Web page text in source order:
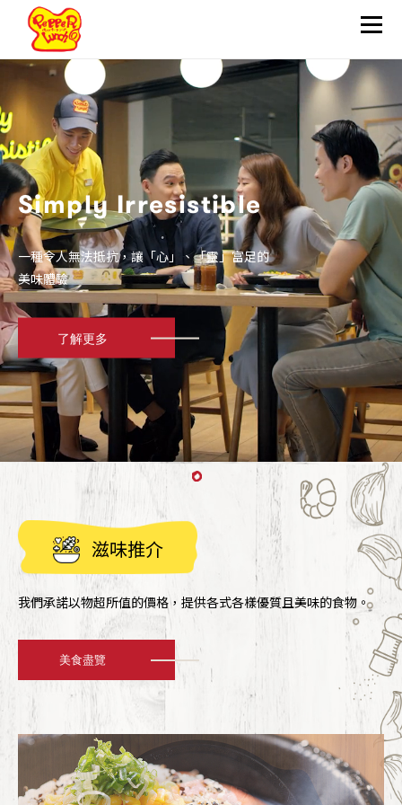
關於我們
炮製方法
品質保證
滋味推介
最新資訊
分店地址
加入我們
加盟申請
聯絡我們
下載APP
Simply Irresistible
一種令人無法抵抗，讓「心」、「靈」富足的
美味體驗
了解更多
滋味推介
我們承諾以物超所值的價格，提供各式各樣優質且美味的食物。
美食盡覽